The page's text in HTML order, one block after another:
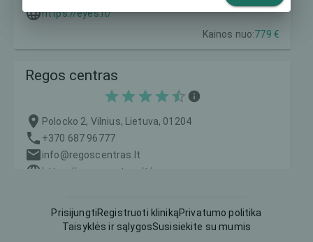
https://eyes.lt/
Kainos nuo:779 €
Regos centras
Polocko 2, Vilnius, Lietuva, 01204
+370 687 96777
info@regoscentras.lt
https://regoscentras.lt/
PrisijungtiRegistruoti klinikąPrivatumo politika
Taisyklės ir sąlygosSusisiekite su mumis